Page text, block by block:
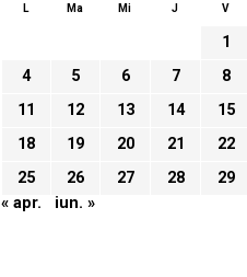
L Ma Mi J V
1
4
5 6 7 8
11
12 13 14 15
18
19 20 21 22
25
26 27 28 29
« apr.
iun. »